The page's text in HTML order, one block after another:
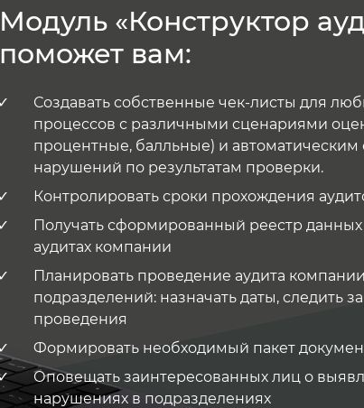
Модуль «Конструктор
поможет вам:
Создавать собственные чек-листы для
процессов с различными сценариями
процентные, балльные) и автоматическим
нарушений по результатам проверки.
Контролировать сроки прохождения
Получать сформированный реестр данных
аудитах компании
Планировать проведение аудита
подразделений: назначать даты, следить
проведения
Формировать необходимый пакет
Оповещать заинтересованных лиц о
нарушениях в подразделениях